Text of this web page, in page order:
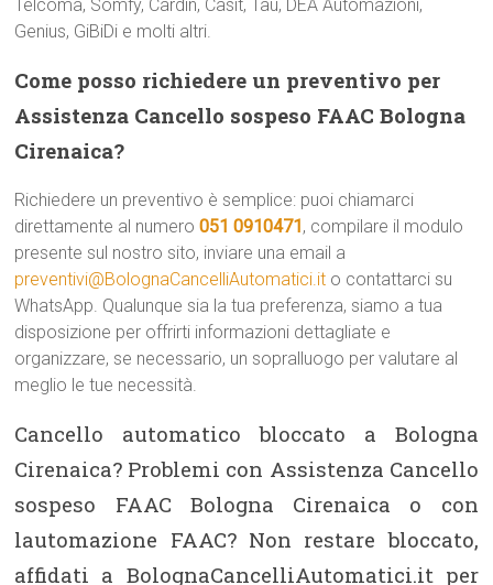
Telcoma, Somfy, Cardin, Casit, Tau, DEA Automazioni,
Genius, GiBiDi e molti altri.
Come posso richiedere un preventivo per
Assistenza Cancello sospeso FAAC Bologna
Cirenaica?
Richiedere un preventivo è semplice: puoi chiamarci
direttamente al numero051 0910471, compilare il modulo
presente sul nostro sito, inviare una email a
preventivi@BolognaCancelliAutomatici.it o contattarci su
WhatsApp. Qualunque sia la tua preferenza, siamo a tua
disposizione per offrirti informazioni dettagliate e
organizzare, se necessario, un sopralluogo per valutare al
meglio le tue necessità.
Cancello automatico bloccato a Bologna
Cirenaica? Problemi con Assistenza Cancello
sospeso FAAC Bologna Cirenaica o con
lautomazione FAAC? Non restare bloccato,
affidati a BolognaCancelliAutomatici.it per